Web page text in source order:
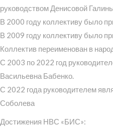
руководством Денисовой
В 2000 году коллективу было
В 2009 году коллективу было
Коллектив переименован в
С 2003 по 2022 год
Васильевна Бабенко.
С 2022 года руководителем
Соболева
Достижения НВС «БИС»: